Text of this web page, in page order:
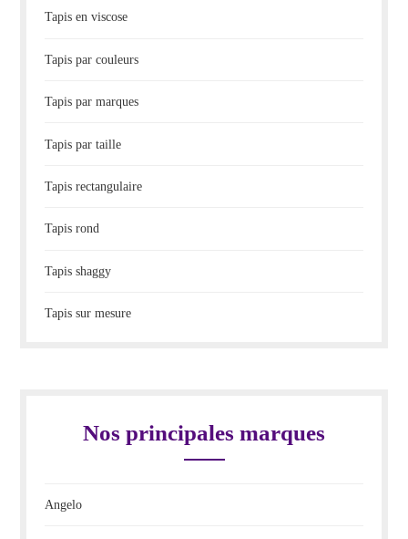
Tapis en viscose
Tapis par couleurs
Tapis par marques
Tapis par taille
Tapis rectangulaire
Tapis rond
Tapis shaggy
Tapis sur mesure
Nos principales marques
Angelo